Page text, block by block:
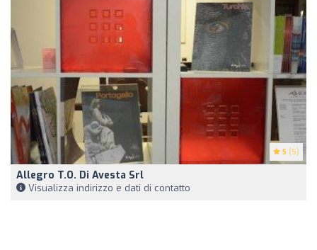
5 (5)
Allegro T.O. Di Avesta Srl
Visualizza indirizzo e dati di contatto